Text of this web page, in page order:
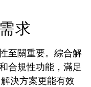
求
至關重要。綜合解
合規性功能，滿足
決方案更能有效